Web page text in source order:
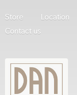
Store
Location
Contact us